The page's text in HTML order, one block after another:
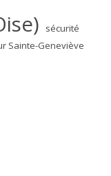
sécurité
Sainte-Geneviève